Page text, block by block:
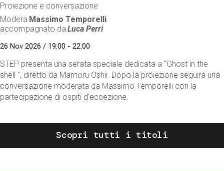
Proiezione e conversazione
Modera Massimo Temporelli
accompagnato da Luca Perri
26 Nov 2026 / 19:00 - 22:00
STEP presenta una serata speciale dedicata a "Ghost in the
shell ", diretto da Mamoru Oshii. Dopo la proiezione seguirà una
conversazione moderata da Massimo Temporelli con la
partecipazione di ospiti d'eccezione.
Scopri tutti i titoli